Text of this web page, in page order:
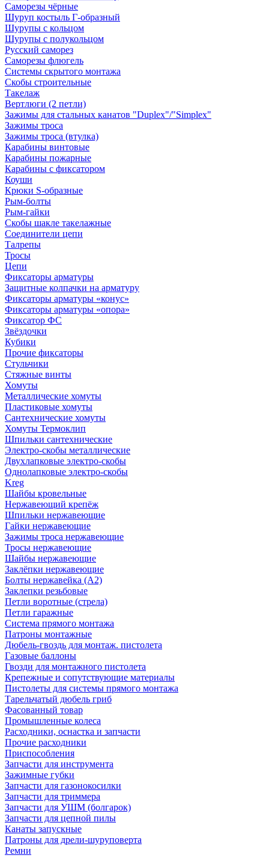
Саморезы чёрные
Шуруп костыль Г-образный
Шурупы с кольцом
Шурупы с полукольцом
Русский саморез
Саморезы флюгель
Системы скрытого монтажа
Скобы строительные
Такелаж
Вертлюги (2 петли)
Зажимы для стальных канатов "Duplex"/"Simplex"
Зажимы троса
Зажимы троса (втулка)
Карабины винтовые
Карабины пожарные
Карабины с фиксатором
Коуши
Крюки S-образные
Рым-болты
Рым-гайки
Скобы шакле такелажные
Соединители цепи
Талрепы
Тросы
Цепи
Фиксаторы арматуры
Защитные колпачки на арматуру
Фиксаторы арматуры «конус»
Фиксаторы арматуры «опора»
Фиксатор ФС
Звёздочки
Кубики
Прочие фиксаторы
Стульчики
Стяжные винты
Хомуты
Металлические хомуты
Пластиковые хомуты
Сантехнические хомуты
Хомуты Термоклип
Шпильки сантехнические
Электро-скобы металлические
Двухлапковые электро-скобы
Однолапковые электро-скобы
Kreg
Шайбы кровельные
Нержавеющий крепёж
Шпильки нержавеющие
Гайки нержавеющие
Зажимы троса нержавеющие
Тросы нержавеющие
Шайбы нержавеющие
Заклёпки нержавеющие
Болты нержавейка (А2)
Заклепки резьбовые
Петли воротные (стрела)
Петли гаражные
Система прямого монтажа
Патроны монтажные
Дюбель-гвоздь для монтаж. пистолета
Газовые баллоны
Гвозди для монтажного пистолета
Крепежные и сопутствующие материалы
Пистолеты для системы прямого монтажа
Тарельчатый дюбель гриб
Фасованный товар
Промышленные колеса
Расходники, оснастка и запчасти
Прочие расходники
Приспособления
Запчасти для инструмента
Зажимные губки
Запчасти для газонокосилки
Запчасти для триммера
Запчасти для УШМ (болгарок)
Запчасти для цепной пилы
Канаты запускные
Патроны для дрели-шуруповерта
Ремни